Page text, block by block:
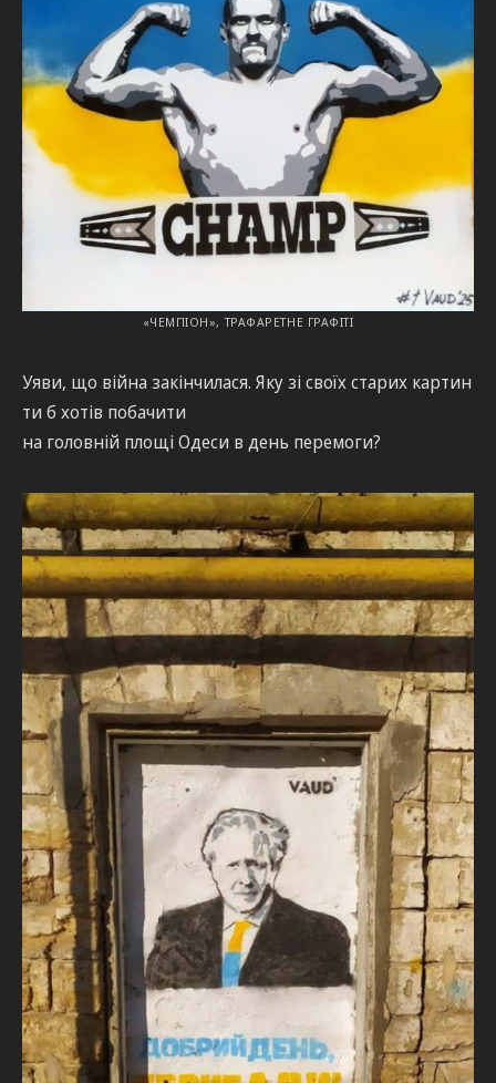
«ЧЕМПІОН», ТРАФАРЕТНЕ ГРАФІТІ
Уяви, що війна закінчилася. Яку зі своїх старих картин
ти б хотів побачити
на головній площі Одеси в день перемоги?